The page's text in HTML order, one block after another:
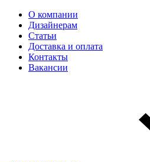
О компании
Дизайнерам
Статьи
Доставка и оплата
Контакты
Вакансии